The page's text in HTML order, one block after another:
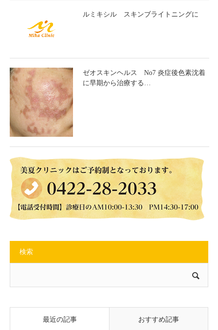
ルミキシル スキンブライトニングに
ゼオスキンヘルス No7 炎症後色素沈着
に早期から治療する…
検索
最近の記事 おすすめ記事